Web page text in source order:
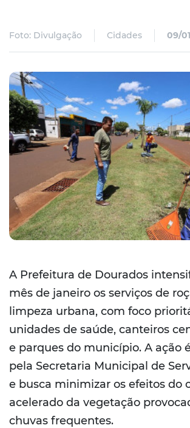
Foto: Divulgação Cidades 09/
A Prefeitura de Dourados
mês de janeiro os serviços de
limpeza urbana, com foco
unidades de saúde, canteiros
e parques do município. A ação
pela Secretaria Municipal de
e busca minimizar os efeitos do
acelerado da vegetação
chuvas frequentes.